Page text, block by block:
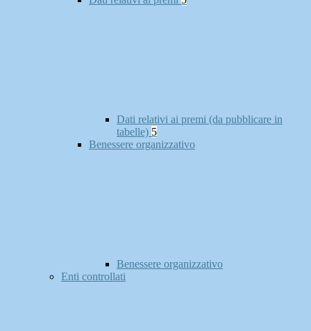
Dati relativi ai premi (da pubblicare in
tabelle) 5
Benessere organizzativo
Benessere organizzativo
Enti controllati